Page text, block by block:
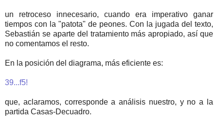
un retroceso innecesario, cuando era imperativo ganar
tiempos con la "patota" de peones. Con la jugada del texto,
Sebastián se aparte del tratamiento más apropiado, así que
no comentamos el resto.
En la posición del diagrama, más eficiente es:
39...f5!
que, aclaramos, corresponde a análisis nuestro, y no a la
partida Casas-Decuadro.